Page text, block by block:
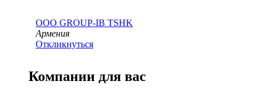
ООО GROUP-IB TSHK
Армения
Откликнуться
Компании для вас